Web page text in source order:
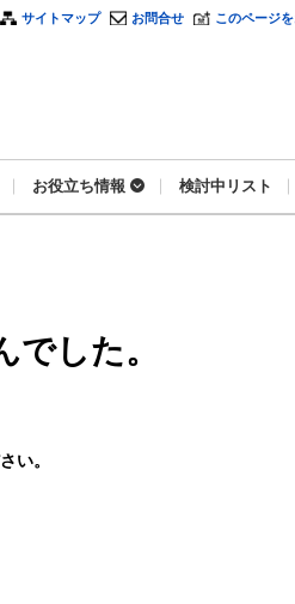
サイトマップ お問合せ このページ
お役立ち情報 検討中リスト
した。
い。